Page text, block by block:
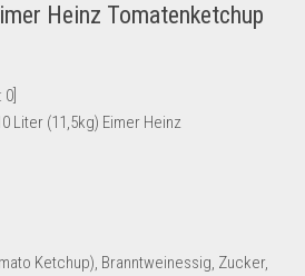
Heinz Tomatenketchup
0
Liter (11,5kg) Eimer Heinz
Ketchup), Branntweinessig, Zucker,